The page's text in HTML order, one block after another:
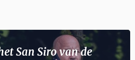
San Siro van de